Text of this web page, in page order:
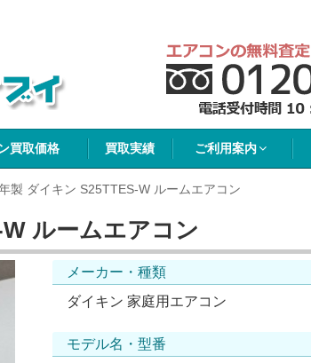
買取価格 買取実績 ご利用案内
製 ダイキン S25TTES-W ルームエアコン
ルームエアコン
メーカー・種類
ダイキン 家庭用エアコン
モデル名・型番